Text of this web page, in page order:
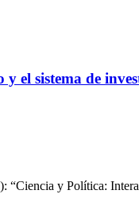
el sistema de
“Ciencia y Política: